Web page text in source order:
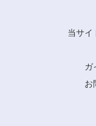
当サイ
ガ
お